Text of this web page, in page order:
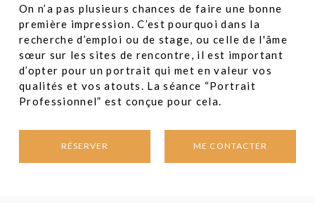
On n’a pas plusieurs chances de faire une bonne
première impression. C’est pourquoi dans la
recherche d’emploi ou de stage, ou celle de l'âme
sœur sur les sites de rencontre, il est important
d’opter pour un portrait qui met en valeur vos
qualités et vos atouts. La séance “Portrait
Professionnel” est conçue pour cela.
RÉSERVER ME CONTACTER